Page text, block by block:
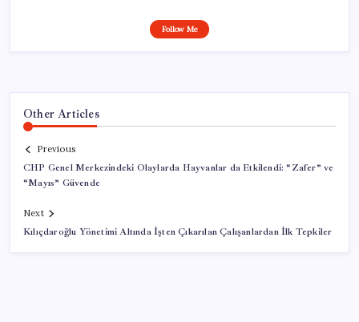
Follow Me
Other Articles
Previous
CHP Genel Merkezindeki Olaylarda Hayvanlar da Etkilendi: “Zafer” ve
“Mayıs” Güvende
Next
Kılıçdaroğlu Yönetimi Altında İşten Çıkarılan Çalışanlardan İlk Tepkiler